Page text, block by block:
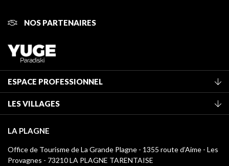
NOS PARTENAIRES
ESPACE PROFESSIONNEL
Classement des meublés
Taxe de séjour
Médiathèque
Logos La Plagne
LES VILLAGES
Montchavin - Les Coches
Champagny-en-Vanoise
LA PLAGNE
Office de Tourisme de La Grande Plagne - 1355 route d’Aime - Les
Provagnes - 73210 LA PLAGNE TARENTAISE